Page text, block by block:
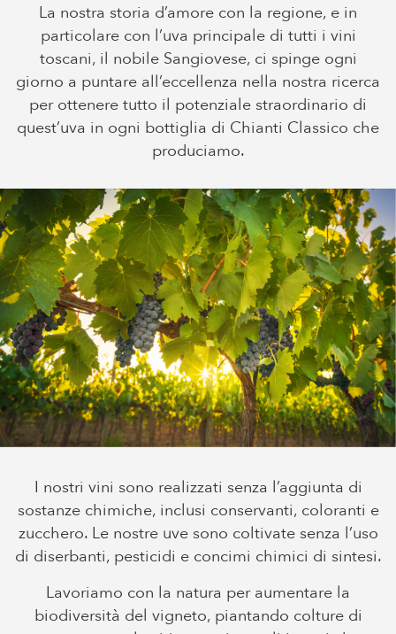
La nostra storia d’amore con la regione, e in
particolare con l’uva principale di tutti i vini
toscani, il nobile Sangiovese, ci spinge ogni
giorno a puntare all’eccellenza nella nostra ricerca
per ottenere tutto il potenziale straordinario di
quest’uva in ogni bottiglia di Chianti Classico che
produciamo.
I nostri vini sono realizzati senza l’aggiunta di
sostanze chimiche, inclusi conservanti, coloranti e
zucchero. Le nostre uve sono coltivate senza l’uso
di diserbanti, pesticidi e concimi chimici di sintesi.
Lavoriamo con la natura per aumentare la
biodiversità del vigneto, piantando colture di